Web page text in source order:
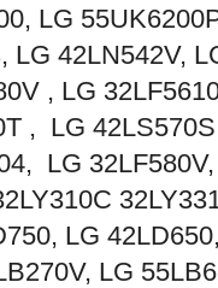
LG
LG 42LN542V,
, LG
, LG
LG
32LY310C
LG
LG